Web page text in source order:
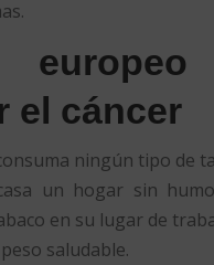
europeo
el cáncer
ningún tipo de
un hogar sin
en su lugar de
saludable.